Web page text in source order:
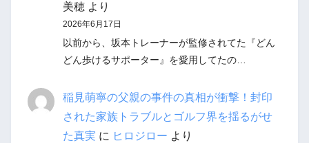
美穂より
2026年6月17日
以前から、坂本トレーナーが監修されてた『どん
どん歩けるサポーター』を愛用してたの…
稲見萌寧の父親の事件の真相が衝撃！封印
された家族トラブルとゴルフ界を揺るがせ
た真実 に ヒロジロー より